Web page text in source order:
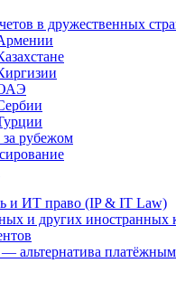
в дружественных
рубежом
и ИТ право (IP & IT Law)
и других иностранных
альтернатива